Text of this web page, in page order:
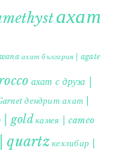
ахат
ахат българия | agate
ахат с друза |
дендрит ахат |
| gold камея | cameo
| quartzкехлибар |